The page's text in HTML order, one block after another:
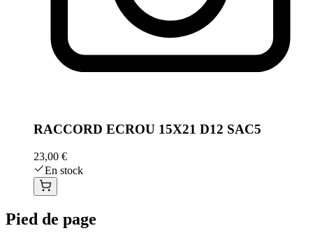
RACCORD ECROU 15X21 D12 SAC5
23,00 €
En stock
Pied de page